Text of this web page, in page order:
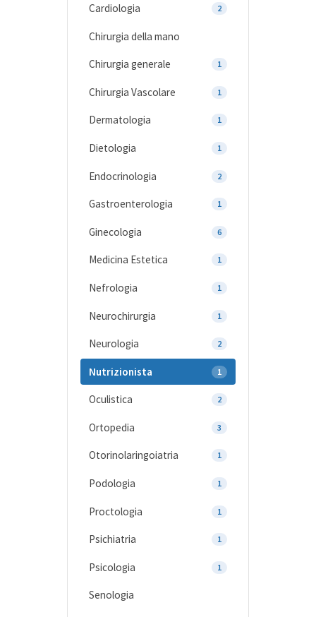
Cardiologia 2
Chirurgia della mano
Chirurgia generale 1
Chirurgia Vascolare 1
Dermatologia 1
Dietologia 1
Endocrinologia 2
Gastroenterologia 1
Ginecologia 6
Medicina Estetica 1
Nefrologia 1
Neurochirurgia 1
Neurologia 2
Nutrizionista 1
Oculistica 2
Ortopedia 3
Otorinolaringoiatria 1
Podologia 1
Proctologia 1
Psichiatria 1
Psicologia 1
Senologia